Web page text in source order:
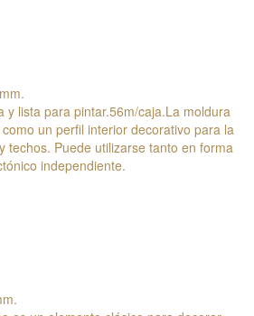
y lista para pintar.56m/caja.La moldura
un perfil interior decorativo para la
techos. Puede utilizarse tanto en forma
independiente.